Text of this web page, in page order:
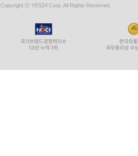
Copyright ⓒ YES24 Corp. All Rights Reserved.